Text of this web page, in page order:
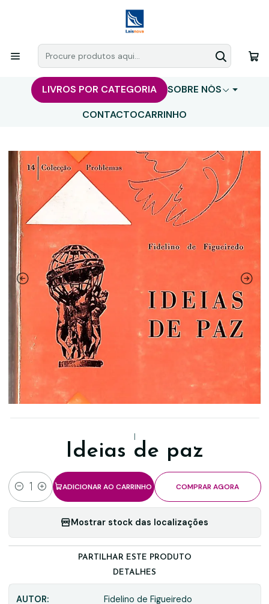
LIVROS POR CATEGORIA
SOBRE NÓS
CONTACTOCARRINHO
|
Ideias de paz
Quantidade
ADICIONAR AO CARRINHO COMPRAR AGORA
Mostrar stock das localizações
PARTILHAR ESTE PRODUTO
DETALHES
AUTOR: Fidelino de Figueiredo